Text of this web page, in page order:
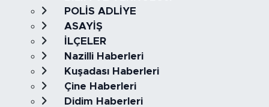
POLİS ADLİYE
ASAYİŞ
İLÇELER
Nazilli Haberleri
Kuşadası Haberleri
Çine Haberleri
Didim Haberleri